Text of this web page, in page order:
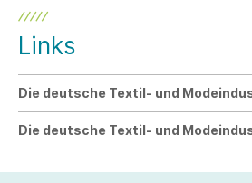
Links
Die deutsche Textil- und
Die deutsche Textil- und